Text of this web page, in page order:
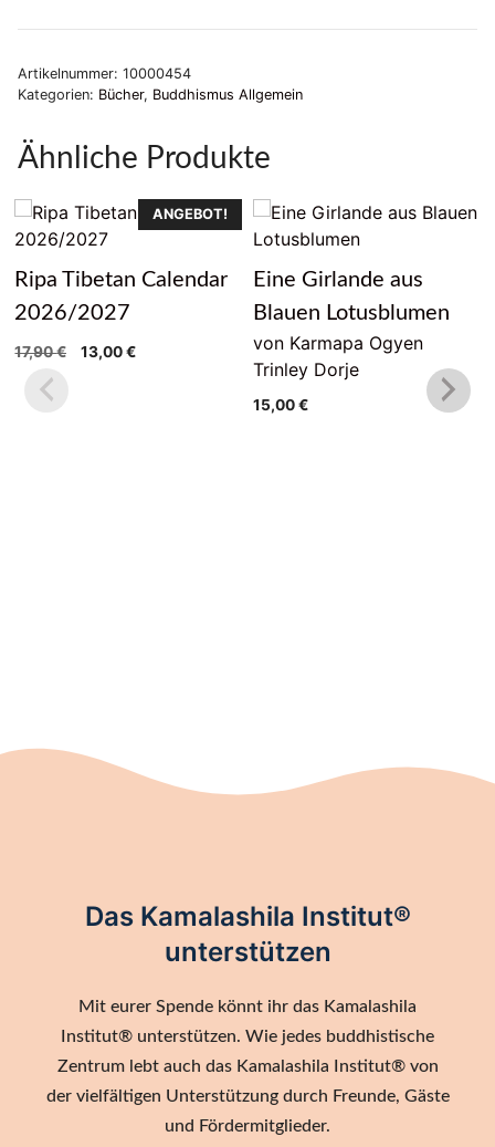
Artikelnummer: 10000454
Kategorien: Bücher, Buddhismus Allgemein
Ähnliche Produkte
ANGEBOT!
Ripa Tibetan Calendar
2026/2027
17,90€
Ursprünglicher
13,00€Aktueller
Eine Girlande aus
Blauen Lotusblumen
von Karmapa Ogyen
Trinley Dorje
15,00€
Das Kamalashila Institut®
unterstützen
Mit eurer Spende könnt ihr das Kamalashila
Institut® unterstützen. Wie jedes buddhistische
Zentrum lebt auch das Kamalashila Institut® von
der vielfältigen Unterstützung durch Freunde, Gäste
und Fördermitglieder.